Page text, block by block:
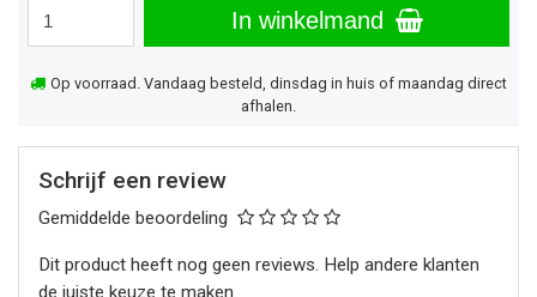
In winkelmand
Op voorraad. Vandaag besteld, dinsdag in huis of maandag direct
afhalen.
Schrijf een review
Gemiddelde beoordeling
Dit product heeft nog geen reviews. Help andere klanten
de juiste keuze te maken.